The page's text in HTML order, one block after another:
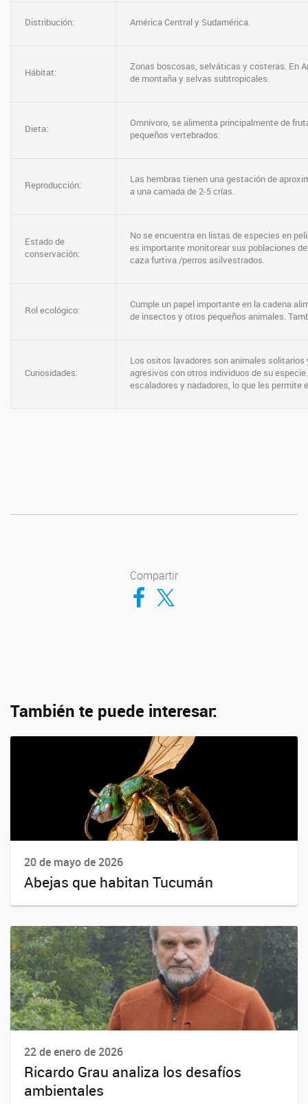
Distribución: América Central y Sudamérica.
Hábitat:
Zonas boscosas, selváticas y costeras. En
de montaña y selvas subtropicales.
Dieta:
Omnívoro, se alimenta principalmente de
pequeños vertebrados.
Reproducción:
Las hembras tienen una gestación de
a una camada de 2-5 crías.
Estado de
conservación:
No se encuentra en listas de especies en
es importante monitorear sus poblaciones
caza furtiva /perros asilvestrados.
Rol ecológico:
Cumple un papel importante en la cadena
de insectos y otros pequeños animales.
Curiosidades:
Los ositos lavadores son animales
agresivos con otros individuos de su
escaladores y nadadores, lo que les permite
Compartir
Compartir en Facebook
Compartir en Twitter
También te puede interesar:
20 de mayo de 2026
Abejas que habitan Tucumán
22 de enero de 2026
Ricardo Grau analiza los desafíos
ambientales